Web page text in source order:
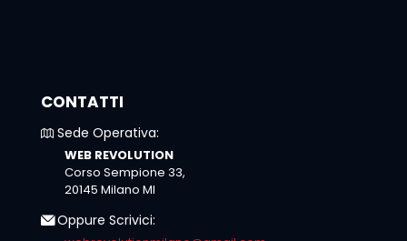
CONTATTI
Sede Operativa:
WEB REVOLUTION
Corso Sempione 33,
20145 Milano MI
Oppure Scrivici: